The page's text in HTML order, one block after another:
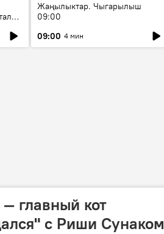
Жаңылыктар. Чыгарылыш
09:00
09:00 4 мин
главный кот
с Риши Сунаком